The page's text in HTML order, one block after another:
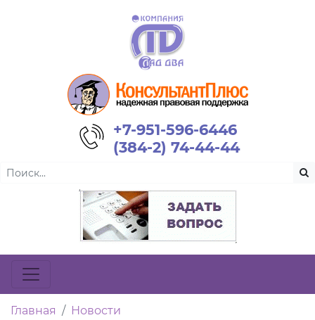
+7-951-596-6446
(384-2) 74-44-44
Главная
Новости